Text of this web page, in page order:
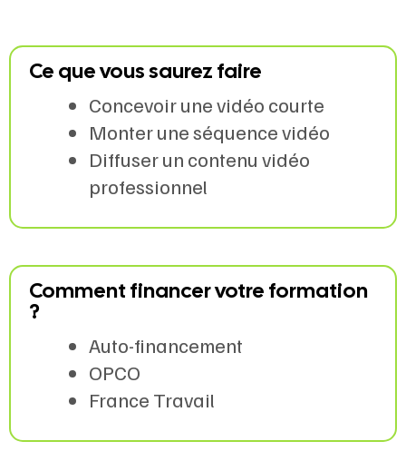
Ce que vous saurez faire
Concevoir une vidéo courte
Monter une séquence vidéo
Diffuser un contenu vidéo
professionnel
Comment financer votre formation
?
Auto-financement
OPCO
France Travail